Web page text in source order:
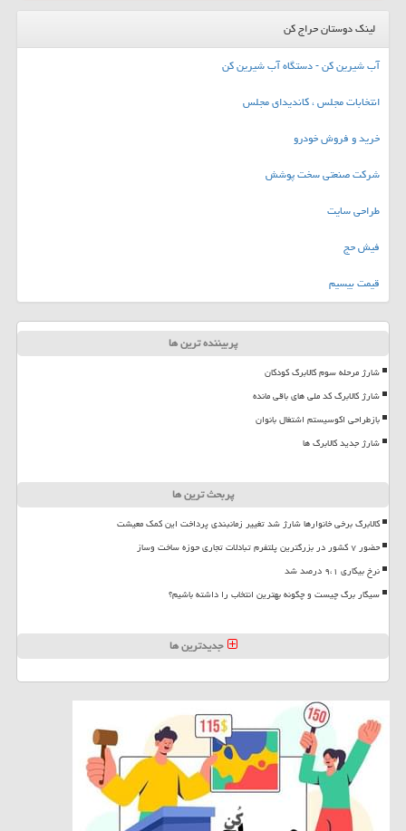
لینک دوستان حراج کن
آب شیرین کن - دستگاه آب شیرین کن
انتخابات مجلس ، کاندیدای مجلس
خرید و فروش خودرو
شرکت صنعتی سخت پوشش
طراحی سایت
فیش حج
قیمت بیسیم
پربیننده ترین ها
شارژ مرحله سوم کالابرگ کودکان
شارژ کالابرگ کد ملی های باقی مانده
بازطراحی اکوسیستم اشتغال بانوان
شارژ جدید کالابرگ ها
پربحث ترین ها
کالابرگ برخی خانوارها شارژ شد تغییر زمانبندی پرداخت این کمک معیشت
حضور ۷ کشور در بزرگترین پلتفرم تبادلات تجاری حوزه ساخت وساز
نرخ بیکاری ۹،۱ درصد شد
سیگار برگ چیست و چگونه بهترین انتخاب را داشته باشیم؟
جدیدترین ها